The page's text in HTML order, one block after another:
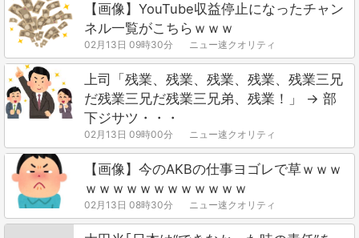
【画像】YouTube収益停止になったチャン
ネル一覧がこちらｗｗｗ
02月13日 09時30分 ニュー速クオリティ
上司「残業、残業、残業、残業、残業三兄
だ残業三兄だ残業三兄弟、残業！」 → 部
下ジサツ・・・
02月13日 09時00分 ニュー速クオリティ
【画像】今のAKBの仕事ヨゴレで草ｗｗｗ
ｗｗｗｗｗｗｗｗｗｗｗｗ
02月13日 08時30分 ニュー速クオリティ